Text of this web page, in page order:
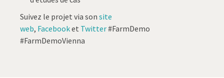
Suivez le projet via son site
web, Facebooket Twitter#FarmDemo
#FarmDemoVienna